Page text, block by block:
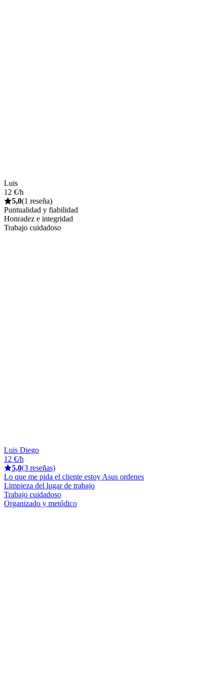
Luis
12 €/h
5,0(1 reseña)
Puntualidad y fiabilidad
Honradez e integridad
Trabajo cuidadoso
Luis Diego
12 €/h
5,0(3 reseñas)
Lo que me pida el cliente estoy Asus ordenes
Limpieza del lugar de trabajo
Trabajo cuidadoso
Organizado y metódico